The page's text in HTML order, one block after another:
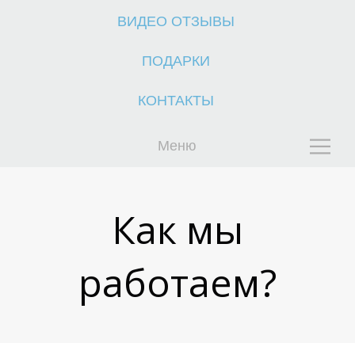
О
ВИДЕО ОТЗЫВЫ
ПОДАРКИ
КОНТАКТЫ
Меню
О
Как мы
работаем?